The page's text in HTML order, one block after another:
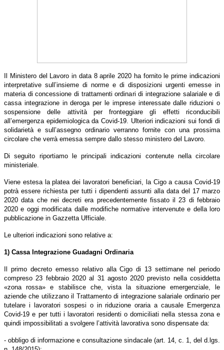
Il Ministero del Lavoro in data 8 aprile 2020 ha fornito le prime indicazioni
interpretative sull’insieme di norme e di disposizioni urgenti emesse in
materia di concessione di trattamenti ordinari di integrazione salariale e di
cassa integrazione in deroga per le imprese interessate dalle riduzioni o
sospensione delle attività per fronteggiare gli effetti riconducibili
all’emergenza epidemiologica da Covid-19. Ulteriori indicazioni sui fondi di
solidarietà e sull’assegno ordinario verranno fornite con una prossima
circolare che verrà emessa sempre dallo stesso ministero del Lavoro.
Di seguito riportiamo le principali indicazioni contenute nella circolare
ministeriale.
Viene estesa la platea dei lavoratori beneficiari, la Cigo a causa Covid-19
potrà essere richiesta per tutti i dipendenti assunti alla data del 17 marzo
2020 data che nei decreti era precedentemente fissato il 23 di febbraio
2020 e oggi modificata dalle modifiche normative intervenute e della loro
pubblicazione in Gazzetta Ufficiale.
Le ulteriori indicazioni sono relative a:
1) Cassa Integrazione Guadagni Ordinaria
Il primo decreto emesso relativo alla Cigo di 13 settimane nel periodo
compreso 23 febbraio 2020 al 31 agosto 2020 previsto nella cosiddetta
«zona rossa» e stabilisce che, vista la situazione emergenziale, le
aziende che utilizzano il Trattamento di integrazione salariale ordinario per
tutelare i lavoratori sospesi o in riduzione oraria a causale Emergenza
Covid-19 e per tutti i lavoratori residenti o domiciliati nella stessa zona e
quindi impossibilitati a svolgere l’attività lavorativa sono dispensate da:
- obbligo di informazione e consultazione sindacale (art. 14, c. 1, del d.lgs.